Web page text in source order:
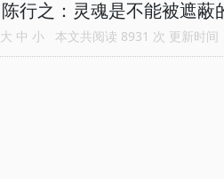
陈行之：灵魂是不能被遮蔽
大 中 小 本文共阅读 8931 次 更新时间